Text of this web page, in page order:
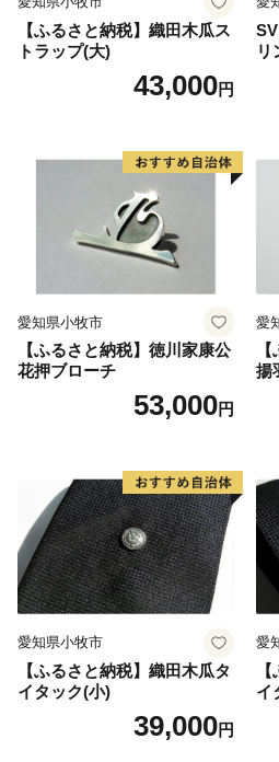
て管理し、関係法令で定められ
譲渡したり、提供したりするこ
務連絡、いただいたふるさと
情報の提供及び鯖江市のふる
のために使用させていただき、
ールの配信やパンフレット等の
だくことがあります。
御不明な点や、電子メールの配
のご希望がございましたら、ふ
(furusato-sabae@soe.or.jp)まで
【ふるさと納税】織田木瓜ス
トラップ(大)
43,000円
リ
愛知県小牧市
【ふるさと納税】徳川家康公
花押ブローチ
53,000円
愛
揚
愛知県小牧市
【ふるさと納税】織田木瓜タ
イタック(小)
39,000円
愛
イ